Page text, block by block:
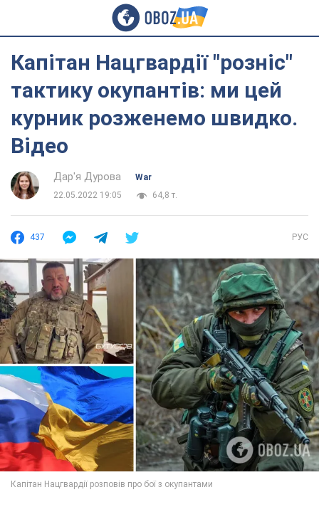
Капітан Нацгвардії "розніс"
тактику окупантів: ми цей
курник розженемо швидко.
Відео
Дар'я Дурова
War
22.05.2022 19:05
64,8 т.
437 РУС